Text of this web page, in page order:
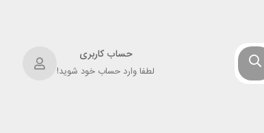
حساب کاربری
لطفا وارد حساب خود شوید!